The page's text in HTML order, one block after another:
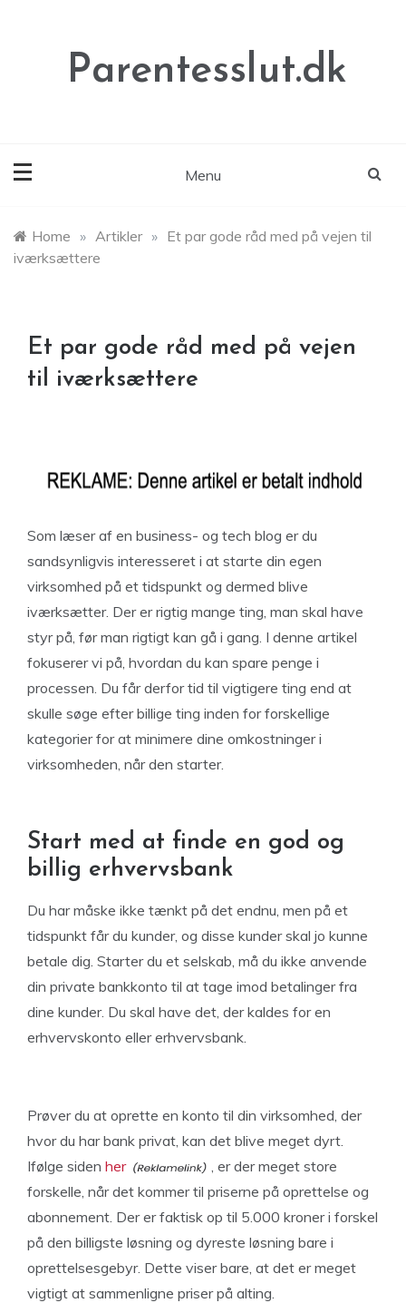
Parentesslut.dk
Menu
Home » Artikler » Et par gode råd med på vejen til
iværksættere
Et par gode råd med på vejen
til iværksættere
Som læser af en business- og tech blog er du
sandsynligvis interesseret i at starte din egen
virksomhed på et tidspunkt og dermed blive
iværksætter. Der er rigtig mange ting, man skal have
styr på, før man rigtigt kan gå i gang. I denne artikel
fokuserer vi på, hvordan du kan spare penge i
processen. Du får derfor tid til vigtigere ting end at
skulle søge efter billige ting inden for forskellige
kategorier for at minimere dine omkostninger i
virksomheden, når den starter.
Start med at finde en god og
billig erhvervsbank
Du har måske ikke tænkt på det endnu, men på et
tidspunkt får du kunder, og disse kunder skal jo kunne
betale dig. Starter du et selskab, må du ikke anvende
din private bankkonto til at tage imod betalinger fra
dine kunder. Du skal have det, der kaldes for en
erhvervskonto eller erhvervsbank.
Prøver du at oprette en konto til din virksomhed, der
hvor du har bank privat, kan det blive meget dyrt.
Ifølge siden her
, er der meget store
forskelle, når det kommer til priserne på oprettelse og
abonnement. Der er faktisk op til 5.000 kroner i forskel
på den billigste løsning og dyreste løsning bare i
oprettelsesgebyr. Dette viser bare, at det er meget
vigtigt at sammenligne priser på alting.